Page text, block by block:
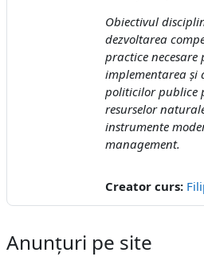
Obiectivul
dezvoltarea
practice
implementarea și
politicilor publice
resurselor
instrumente
management.
Creator curs:
Anunțuri pe site